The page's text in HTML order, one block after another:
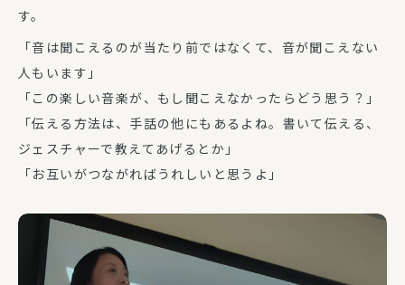
す。
「音は聞こえるのが当たり前ではなくて、音が聞こえない
人もいます」
「この楽しい音楽が、もし聞こえなかったらどう思う？」
「伝える方法は、手話の他にもあるよね。書いて伝える、
ジェスチャーで教えてあげるとか」
「お互いがつながればうれしいと思うよ」